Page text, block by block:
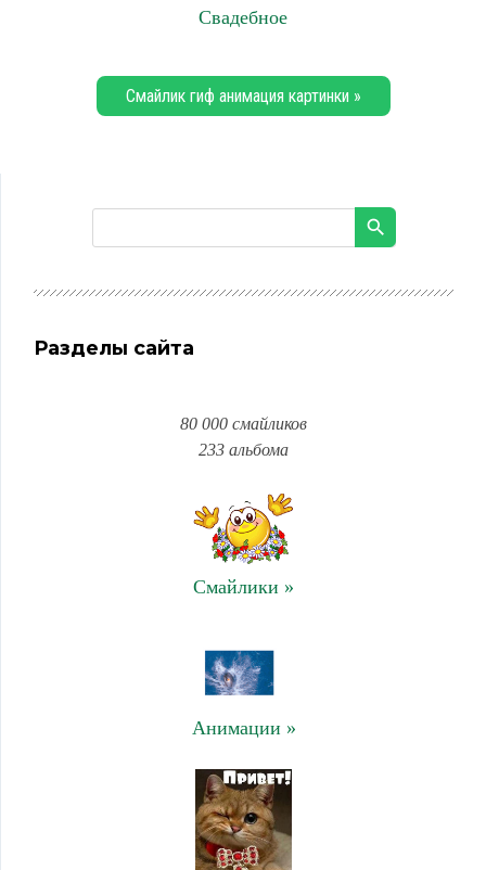
Свадебное
Смайлик гиф анимация картинки »
Разделы сайта
80 000 смайликов
233 альбома
Смайлики »
Анимации »